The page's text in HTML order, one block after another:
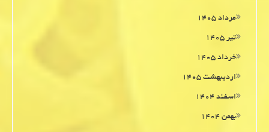
مرداد ۱۴۰۵
تیر ۱۴۰۵
خرداد ۱۴۰۵
اردیبهشت ۱۴۰۵
اسفند ۱۴۰۴
بهمن ۱۴۰۴